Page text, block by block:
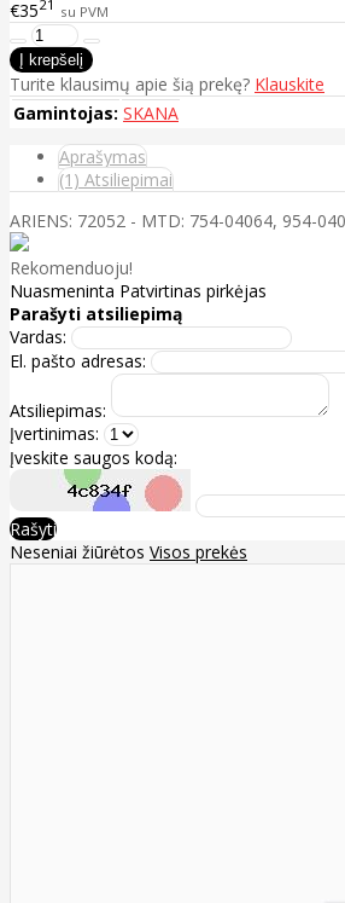
€3521 su PVM
Turite klausimų apie šią prekę? Klauskite
Gamintojas: SKANA
Aprašymas
(1) Atsiliepimai
ARIENS: 72052 - MTD: 754-04064, 954-
Rekomenduoju!
Nuasmeninta Patvirtinas pirkėjas
Parašyti atsiliepimą
Vardas:
El. pašto adresas:
Atsiliepimas:
Įvertinimas:
Įveskite saugos kodą:
Rašyti
Neseniai žiūrėtos Visos prekės